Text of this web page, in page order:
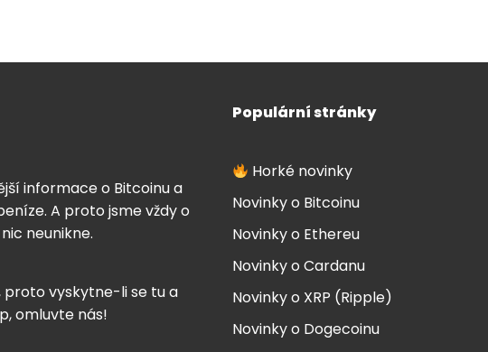
informace o Bitcoinu a
A proto jsme vždy o
neunikne.
proto vyskytne-li se tu a
omluvte nás!
Populární stránky
Horké novinky
Novinky o Bitcoinu
Novinky o Ethereu
Novinky o Cardanu
Novinky o XRP (Ripple)
Novinky o Dogecoinu